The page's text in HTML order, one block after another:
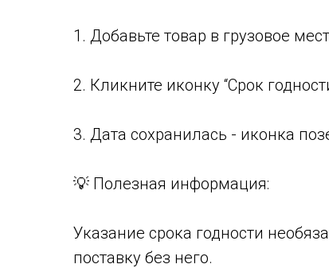
1. Добавьте товар в грузовое
2. Кликните иконку “Срок
3. Дата сохранилась - иконка
💡 Полезная информация:
Указание срока годности
поставку без него.